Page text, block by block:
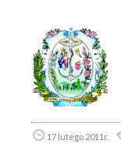
17 lutego 2011r.